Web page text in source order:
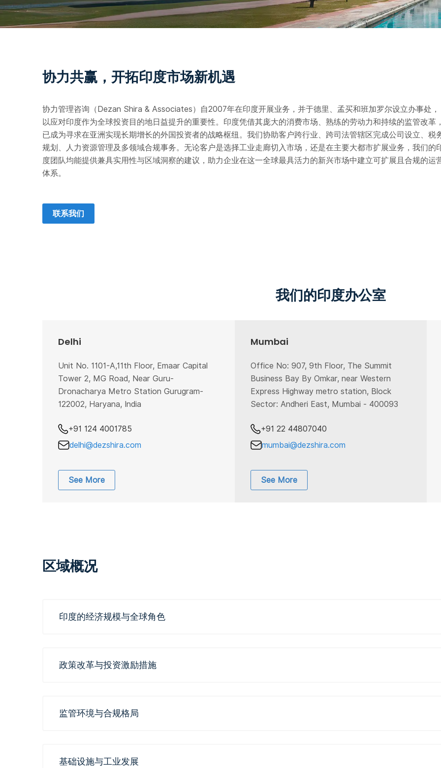
协力共赢，开拓印度市场新机遇
协力管理咨询（Dezan Shira & Associates）自2007年在印度开展业务，并于德里、孟买和班加罗尔设立办事处，
以应对印度作为全球投资目的地日益提升的重要性。印度凭借其庞大的消费市场、熟练的劳动力和持续的监管改革，
已成为寻求在亚洲实现长期增长的外国投资者的战略枢纽。我们协助客户跨行业、跨司法管辖区完成公司设立、税
规划、人力资源管理及多领域合规事务。无论客户是选择工业走廊切入市场，还是在主要大都市扩展业务，我们的
度团队均能提供兼具实用性与区域洞察的建议，助力企业在这一全球最具活力的新兴市场中建立可扩展且合规的运
体系。
联系我们
我们的印度办公室
Delhi
Unit No. 1101-A,11th Floor, Emaar Capital
Tower 2, MG Road, Near Guru-
Dronacharya Metro Station Gurugram-
122002, Haryana, India
+91 124 4001785
delhi@dezshira.com
See More
Mumbai
Office No: 907, 9th Floor, The Summit
Business Bay By Omkar, near Western
Express Highway metro station, Block
Sector: Andheri East, Mumbai - 400093
+91 22 44807040
mumbai@dezshira.com
See More
区域概况
印度的经济规模与全球角色
政策改革与投资激励措施
监管环境与合规格局
基础设施与工业发展